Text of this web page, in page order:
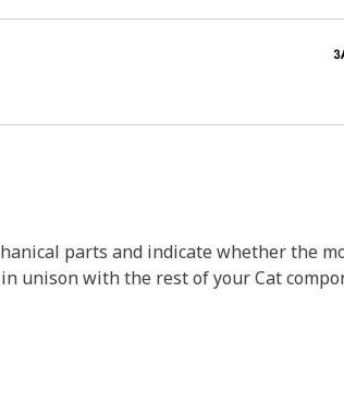
parts and indicate whether the
unison with the rest of your Cat